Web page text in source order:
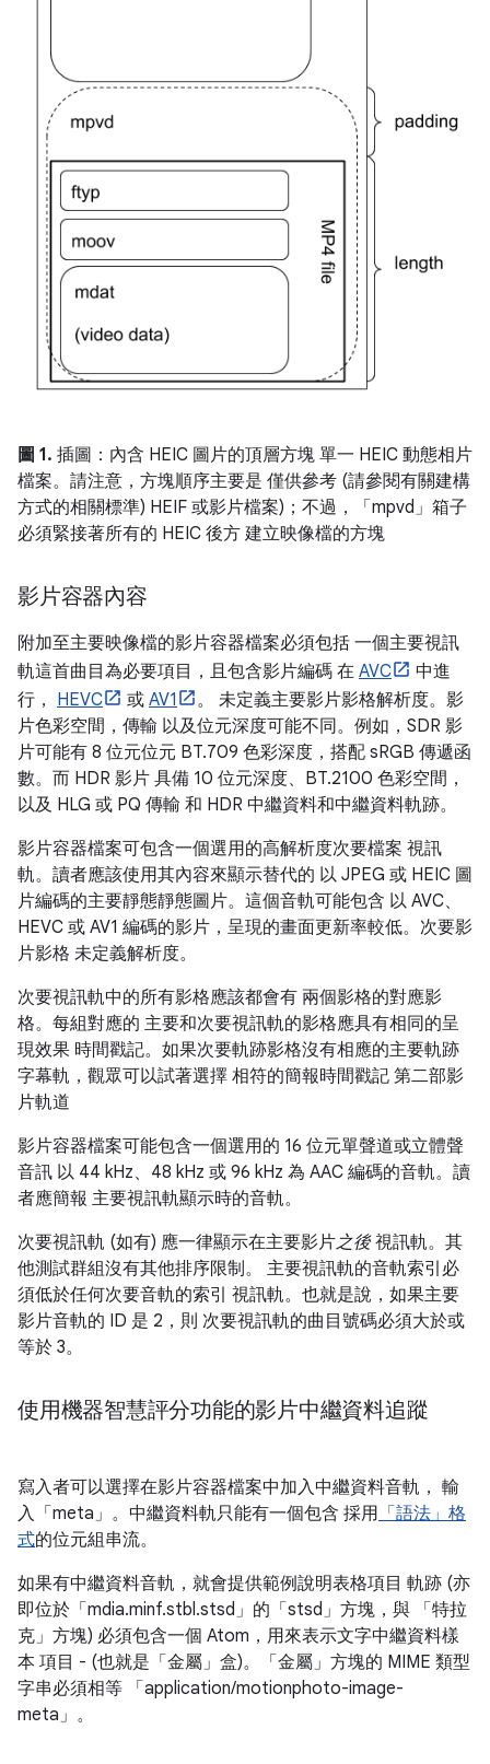
圖 1. 插圖：內含 HEIC 圖片的頂層方塊 單一 HEIC 動態相片
檔案。請注意，方塊順序主要是 僅供參考 (請參閱有關建構
方式的相關標準) HEIF 或影片檔案)；不過，「mpvd」箱子
必須緊接著所有的 HEIC 後方 建立映像檔的方塊
影片容器內容
附加至主要映像檔的影片容器檔案必須包括 一個主要視訊
軌這首曲目為必要項目，且包含影片編碼 在 AVC
中進
行， HEVC 或 AV1
。 未定義主要影片影格解析度。影
片色彩空間，傳輸 以及位元深度可能不同。例如，SDR 影
片可能有 8 位元位元 BT.709 色彩深度，搭配 sRGB 傳遞函
數。而 HDR 影片 具備 10 位元深度、BT.2100 色彩空間，
以及 HLG 或 PQ 傳輸 和 HDR 中繼資料和中繼資料軌跡。
影片容器檔案可包含一個選用的高解析度次要檔案 視訊
軌。讀者應該使用其內容來顯示替代的 以 JPEG 或 HEIC 圖
片編碼的主要靜態靜態圖片。這個音軌可能包含 以 AVC、
HEVC 或 AV1 編碼的影片，呈現的畫面更新率較低。次要影
片影格 未定義解析度。
次要視訊軌中的所有影格應該都會有 兩個影格的對應影
格。每組對應的 主要和次要視訊軌的影格應具有相同的呈
現效果 時間戳記。如果次要軌跡影格沒有相應的主要軌跡
字幕軌，觀眾可以試著選擇 相符的簡報時間戳記 第二部影
片軌道
影片容器檔案可能包含一個選用的 16 位元單聲道或立體聲
音訊 以 44 kHz、48 kHz 或 96 kHz 為 AAC 編碼的音軌。讀
者應簡報 主要視訊軌顯示時的音軌。
次要視訊軌 (如有) 應一律顯示在主要影片之後視訊軌。其
他測試群組沒有其他排序限制。 主要視訊軌的音軌索引必
須低於任何次要音軌的索引 視訊軌。也就是說，如果主要
影片音軌的 ID 是 2，則 次要視訊軌的曲目號碼必須大於或
等於 3。
使用機器智慧評分功能的影片中繼資料追蹤
寫入者可以選擇在影片容器檔案中加入中繼資料音軌， 輸
入「meta」。中繼資料軌只能有一個包含 採用 「語法」格
式的位元組串流。
如果有中繼資料音軌，就會提供範例說明表格項目 軌跡 (亦
即位於「mdia.minf.stbl.stsd」的「stsd」方塊，與 「特拉
克」方塊) 必須包含一個 Atom，用來表示文字中繼資料樣
本 項目 - (也就是「金屬」盒)。「金屬」方塊的 MIME 類型
字串必須相等 「application/motionphoto-image-
meta」。